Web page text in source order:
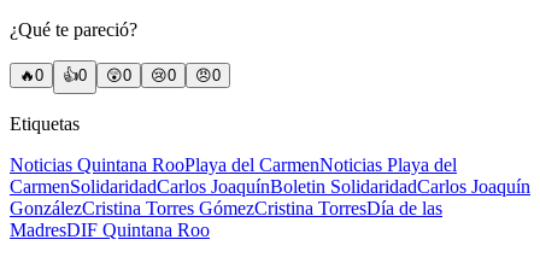
¿Qué te pareció?
🔥0 👍0 😲0 😢0 😠0
Etiquetas
Noticias Quintana RooPlaya del CarmenNoticias Playa del
CarmenSolidaridadCarlos JoaquínBoletin SolidaridadCarlos Joaquín
GonzálezCristina Torres GómezCristina TorresDía de las
MadresDIF Quintana Roo